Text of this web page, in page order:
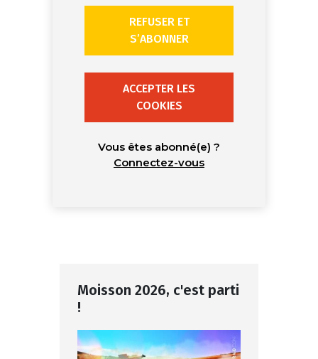
REFUSER ET
S’ABONNER
ACCEPTER LES
COOKIES
Vous êtes abonné(e) ?
Connectez-vous
Moisson 2026, c'est parti
!